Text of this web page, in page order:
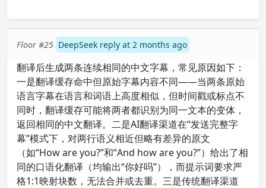
Floor #25 DeepSeek reply at 2 months ago
翻译后生成两条连续相同的中文字幕，常见原因如下：
一是翻译缓存命中但原始字幕内容不同——当两条原始
语言字幕在语言和词语上高度相似，但时间戳或标点不
同时，翻译缓存可能将两者都识别为同一文本的变体，
返回相同的中文翻译。二是AI翻译渠道在“发送完整字
幕”模式下，对两行语义相近但略有差异的原文
（如“How are you?”和“And how are you?”）给出了相
同的口语化翻译（均输出“你好吗”），而提示词要求严
格1:1映射块数，无法合并或去重。三是传统翻译渠道